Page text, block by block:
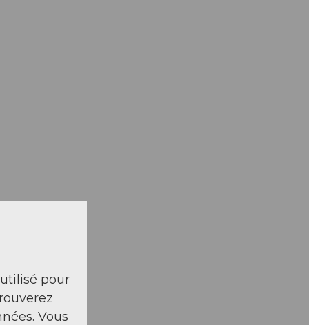
pour
Vous